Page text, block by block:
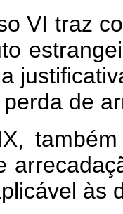
VI traz
de
às